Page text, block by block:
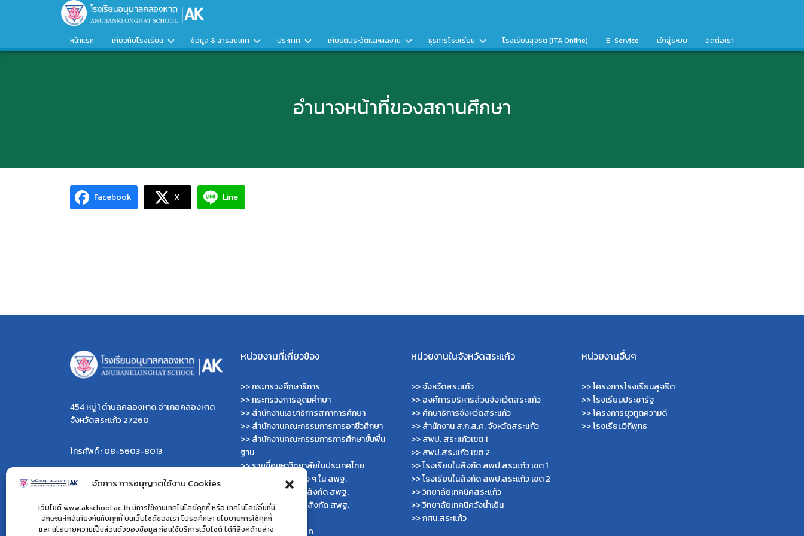
จัดการ การอนุญาตใช้งาน Cookies
เว็บไซต์ www.akschool.ac.th มีการใช้งานเทคโนโลยีคุกกี้ หรือ เทคโนโลยีอื่นที่มี
ลักษณะใกล้เคียงกันกับคุกกี้ บนเว็บไซต์ของเรา โปรดศึกษา นโยบายการใช้คุกกี้
และ นโยบายความเป็นส่วนตัวของข้อมูล ก่อนใช้บริการเว็บไซต์ ได้ที่ลิงค์ด้านล่าง
หน้าแรก เกี่ยวกับโรงเรียน ข้อมูล & สารสนเทศ ประกาศ เกียรติประวัติและผลงาน ธุรการโรงเรียน โรงเรียนสุจริต (ITA Online) E-Service เข้าสู่ระบบ ติดต่อเรา
Search
อำนาจหน้าที่ของสถานศึกษา
Facebook X Line
454 หมู่ 1 ตำบลคลองหาด อำเภอคลองหาด
จังหวัดสระแก้ว 27260
โทรศัพท์ : 08-5603-8013
ผู้ดูแลเว็บไซต์ :
>> นายมนตรี คำเนตร
>> นางสาวไพจิตตรา เจนดง
หน่วยงานที่เกี่ยวข้อง
>>กระทรวงศึกษาธิการ
>>กระทรวงการอุดมศึกษา
>>สำนักงานเลขาธิการสภาการศึกษา
>>สำนักงานคณะกรรมการการอาชีวศึกษา
>>สำนักงานคณะกรรมการการศึกษาขั้นพื้น
ฐาน
>>รายชื่อมหาวิทยาลัยในประเทศไทย
เว็บไซต์สำนักต่าง ๆ ใน สพฐ.
เว็บไซต์ สพม. ในสังกัด สพฐ.
>>เว็บไซต์ สพป. ในสังกัด สพฐ.
>>กรมบัญชีกลาง
>>สำนักงาน ส.ก.ส.ค
หน่วยงานในจังหวัดสระแก้ว
>>จังหวัดสระแก้ว
>>องค์การบริหารส่วนจังหวัดสระแก้ว
>>ศึกษาธิการจังหวัดสระแก้ว
>>สำนักงาน ส.ก.ส.ค. จังหวัดสระแก้ว
>>สพป. สระแก้วเขต 1
>>สพป.สระแก้ว เขต 2
>>โรงเรียนในสังกัด สพป.สระแก้ว เขต 1
>>โรงเรียนในสังกัด สพป.สระแก้ว เขต 2
>>วิทยาลัยเทคนิคสระแก้ว
>>วิทยาลัยเทคนิควังน้ำเย็น
>>กศน.สระแก้ว
หน่วยงานอื่นๆ
>>โครงการโรงเรียนสุจริต
>>โรงเรียนประชารัฐ
>>โครงการยุวทูตความดี
>>โรงเรียนวิถีพุทธ